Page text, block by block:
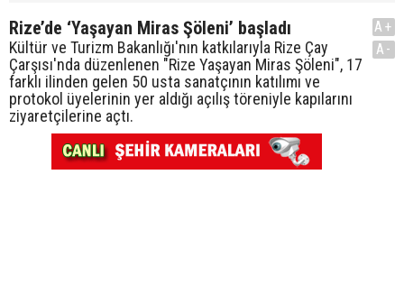
Rize’de ‘Yaşayan Miras Şöleni’ başladı
Kültür ve Turizm Bakanlığı'nın katkılarıyla Rize Çay
Çarşısı'nda düzenlenen "Rize Yaşayan Miras Şöleni", 17
farklı ilinden gelen 50 usta sanatçının katılımı ve
protokol üyelerinin yer aldığı açılış töreniyle kapılarını
ziyaretçilerine açtı.
A+
A-